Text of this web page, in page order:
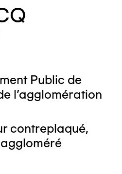
Public de
l'agglomération
contreplaqué,